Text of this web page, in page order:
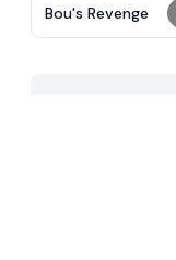
Bou's Revenge